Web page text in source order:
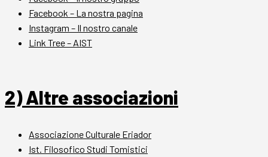
Facebook – La nostra pagina
Instagram – Il nostro canale
Link Tree – AIST
2) Altre associazioni
Associazione Culturale Eriador
Ist. Filosofico Studi Tomistici